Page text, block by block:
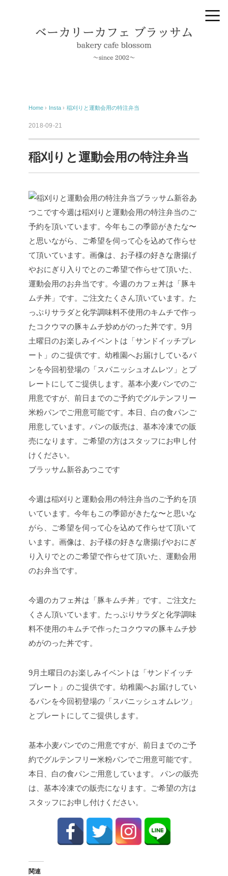
Home › Insta › 稲刈りと運動会用の特注弁当
2018-09-21
稲刈りと運動会用の特注弁当
ブラッサム新谷あつこです
今週は稲刈りと運動会用の特注弁当のご予約を頂
いています。今年もこの季節がきたな〜と思いな
がら、ご希望を伺って心を込めて作らせて頂いて
います。画像は、お子様の好きな唐揚げやおにぎ
り入りでとのご希望で作らせて頂いた、運動会用
のお弁当です。
今週のカフェ丼は「豚キムチ丼」です。ご注文た
くさん頂いています。たっぷりサラダと化学調味
料不使用のキムチで作ったコクウマの豚キムチ炒
めがのった丼です。
9月土曜日のお楽しみイベントは「サンドイッチ
プレート」のご提供です。幼稚園へお届けしてい
るパンを今回初登場の「スパニッシュオムレツ」
とプレートにしてご提供します。
基本小麦パンでのご用意ですが、前日までのご予
約でグルテンフリー米粉パンでご用意可能です。
本日、白の食パンご用意しています。
パンの販売
は、基本冷凍での販売になります。ご希望の方は
スタッフにお申し付けください。
関連